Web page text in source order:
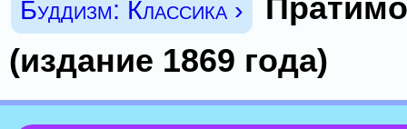
Буддизм: Классика ›
(издание 1869 года)